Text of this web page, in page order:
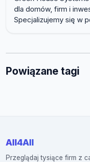
dla domów, firm i
Specjalizujemy się w
Powiązane tagi
All4All
Przeglądaj tysiące firm z